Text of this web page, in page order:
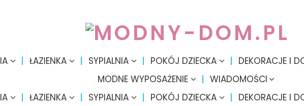
ŁAZIENKA SYPIALNIA POKÓJ DZIECKA DEKORACJE I
MODNE WYPOSAŻENIE
WIADOMOŚCI
ŁAZIENKA SYPIALNIA POKÓJ DZIECKA DEKORACJE I